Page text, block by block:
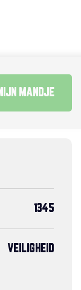
MANDJE
1345
VEILIGHEID